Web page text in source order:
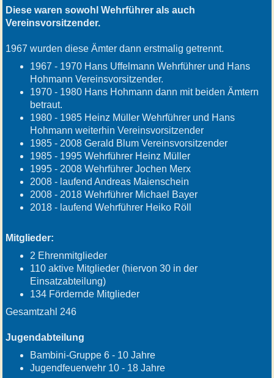
Diese waren sowohl Wehrführer als auch
Vereinsvorsitzender.
1967 wurden diese Ämter dann erstmalig getrennt.
1967 - 1970 Hans Uffelmann Wehrführer und Hans
Hohmann Vereinsvorsitzender.
1970 - 1980 Hans Hohmann dann mit beiden Ämtern
betraut.
1980 - 1985 Heinz Müller Wehrführer und Hans
Hohmann weiterhin Vereinsvorsitzender
1985 - 2008 Gerald Blum Vereinsvorsitzender
1985 - 1995 Wehrführer Heinz Müller
1995 - 2008 Wehrführer Jochen Merx
2008 - laufend Andreas Maienschein
2008 - 2018 Wehrführer Michael Bayer
2018 - laufend Wehrführer Heiko Röll
Mitglieder:
2 Ehrenmitglieder
110 aktive Mitglieder (hiervon 30 in der
Einsatzabteilung)
134 Fördernde Mitglieder
Gesamtzahl 246
Jugendabteilung
Bambini-Gruppe 6 - 10 Jahre
Jugendfeuerwehr 10 - 18 Jahre